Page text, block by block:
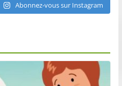
Abonnez-vous sur Instagram